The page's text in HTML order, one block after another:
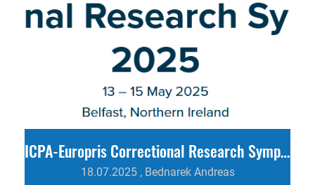
ICPA-Europris Correctional Research Symposium; #"Wissenschaft & Forschung"
18.07.2025, Bednarek Andreas